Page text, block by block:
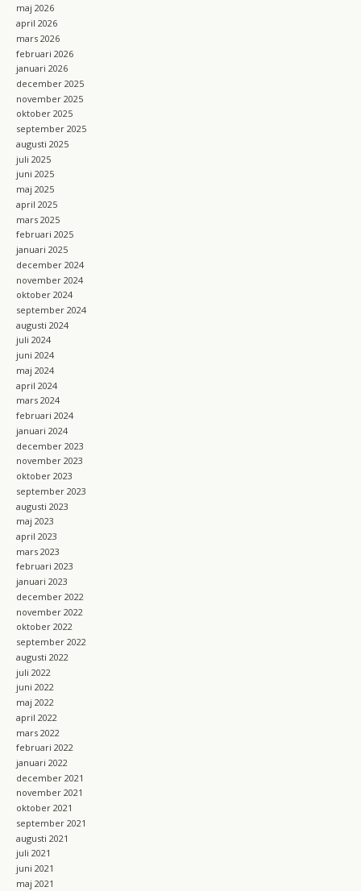
maj 2026
april 2026
mars 2026
februari 2026
januari 2026
december 2025
november 2025
oktober 2025
september 2025
augusti 2025
juli 2025
juni 2025
maj 2025
april 2025
mars 2025
februari 2025
januari 2025
december 2024
november 2024
oktober 2024
september 2024
augusti 2024
juli 2024
juni 2024
maj 2024
april 2024
mars 2024
februari 2024
januari 2024
december 2023
november 2023
oktober 2023
september 2023
augusti 2023
maj 2023
april 2023
mars 2023
februari 2023
januari 2023
december 2022
november 2022
oktober 2022
september 2022
augusti 2022
juli 2022
juni 2022
maj 2022
april 2022
mars 2022
februari 2022
januari 2022
december 2021
november 2021
oktober 2021
september 2021
augusti 2021
juli 2021
juni 2021
maj 2021